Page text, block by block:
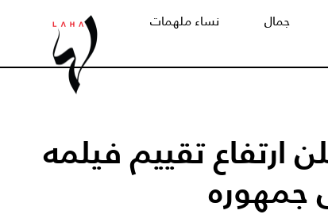
جمال نساء ملهمات
ارتفاع تقييم فيلمه
جمهوره